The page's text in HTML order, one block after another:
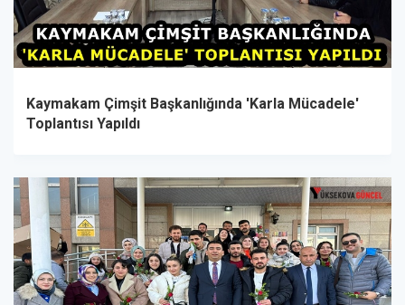
Kaymakam Çimşit Başkanlığında 'Karla Mücadele'
Toplantısı Yapıldı